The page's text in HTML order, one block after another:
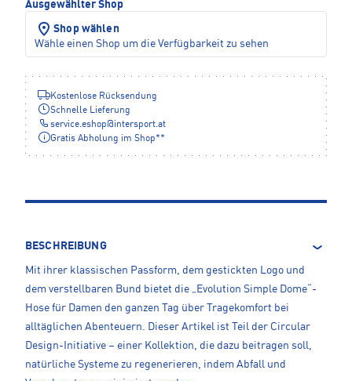
Ausgewählter Shop
Shop wählen
Wähle einen Shop um die Verfügbarkeit zu sehen
Kostenlose Rücksendung
Schnelle Lieferung
service.eshop@intersport.at
Gratis Abholung im Shop**
BESCHREIBUNG
Mit ihrer klassischen Passform, dem gestickten Logo und
dem verstellbaren Bund bietet die „Evolution Simple Dome“-
Hose für Damen den ganzen Tag über Tragekomfort bei
alltäglichen Abenteuern. Dieser Artikel ist Teil der Circular
Design-Initiative – einer Kollektion, die dazu beitragen soll,
natürliche Systeme zu regenerieren, indem Abfall und